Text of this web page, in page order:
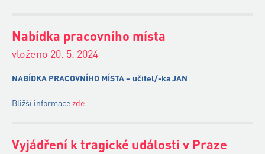
Nabídka pracovního místa
vloženo 20. 5. 2024
NABÍDKA PRACOVNÍHO MÍSTA – učitel/-ka JAN
Bližší informace zde
Vyjádření k tragické události v Praze